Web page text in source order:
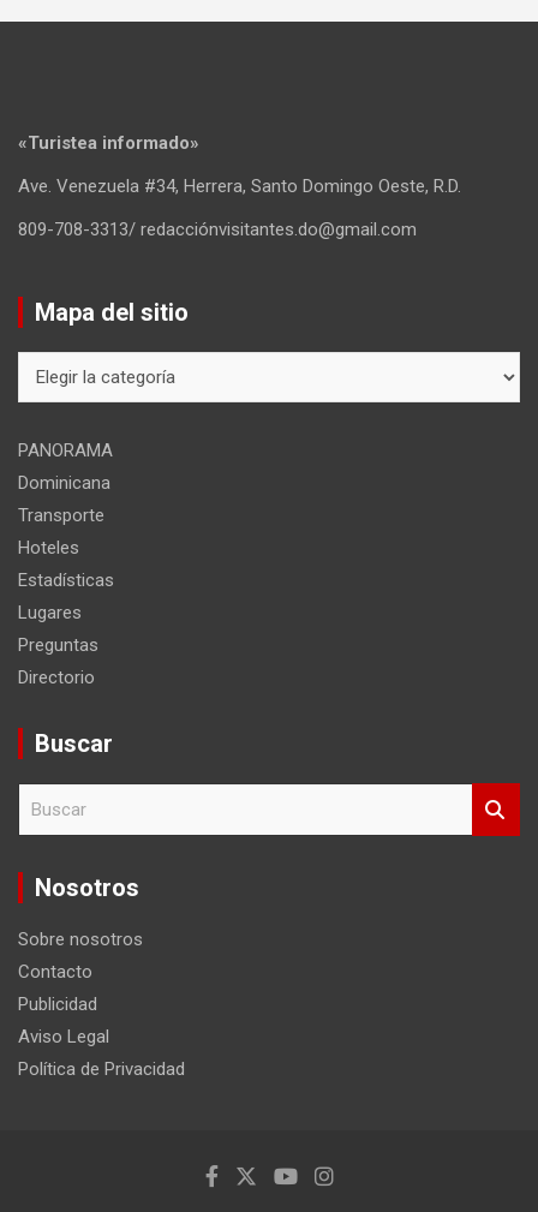
«Turistea informado»
Ave. Venezuela #34, Herrera, Santo Domingo Oeste, R.D.
809-708-3313/ redacciónvisitantes.do@gmail.com
Mapa del sitio
del
PANORAMA
Dominicana
Transporte
Hoteles
Estadísticas
Lugares
Preguntas
Directorio
Buscar
c
Nosotros
Sobre nosotros
Contacto
Publicidad
Aviso Legal
Política de Privacidad